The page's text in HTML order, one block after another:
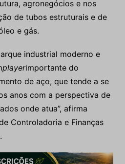
agronegócios e nos
de tubos estruturais e de
e gás.
industrial moderno e
playerimportante do
de aço, que tende a se
anos com a perspectiva de
onde atua”, afirma
Controladoria e Finanças